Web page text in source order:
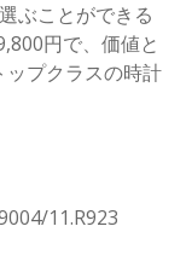
ぶことができる
円で、価値と
プクラスの時計
11.R923